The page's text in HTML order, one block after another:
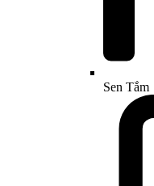
Sen Tắm